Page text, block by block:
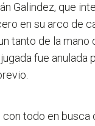
Galindez, que
en su arco de
tanto de la mano
fue anulada
con todo en busca